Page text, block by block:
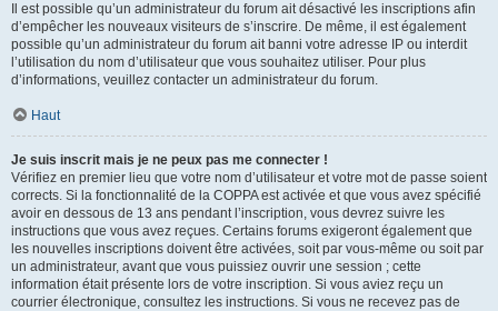
Il est possible qu’un administrateur du forum ait désactivé les inscriptions afin
d’empêcher les nouveaux visiteurs de s’inscrire. De même, il est également
possible qu’un administrateur du forum ait banni votre adresse IP ou interdit
l’utilisation du nom d’utilisateur que vous souhaitez utiliser. Pour plus
d’informations, veuillez contacter un administrateur du forum.
Haut
Je suis inscrit mais je ne peux pas me connecter !
Vérifiez en premier lieu que votre nom d’utilisateur et votre mot de passe soient
corrects. Si la fonctionnalité de la COPPA est activée et que vous avez spécifié
avoir en dessous de 13 ans pendant l’inscription, vous devrez suivre les
instructions que vous avez reçues. Certains forums exigeront également que
les nouvelles inscriptions doivent être activées, soit par vous-même ou soit par
un administrateur, avant que vous puissiez ouvrir une session ; cette
information était présente lors de votre inscription. Si vous aviez reçu un
courrier électronique, consultez les instructions. Si vous ne recevez pas de